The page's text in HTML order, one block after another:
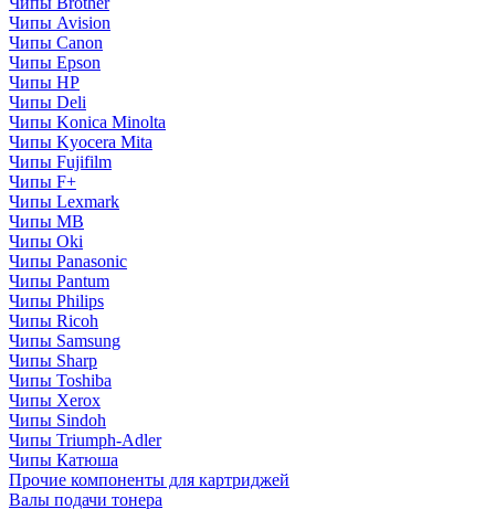
Чипы Avision
Чипы Canon
Чипы Epson
Чипы HP
Чипы Deli
Чипы Konica Minolta
Чипы Kyocera Mita
Чипы Fujifilm
Чипы F+
Чипы Lexmark
Чипы MB
Чипы Oki
Чипы Panasonic
Чипы Pantum
Чипы Philips
Чипы Ricoh
Чипы Samsung
Чипы Sharp
Чипы Toshiba
Чипы Xerox
Чипы Sindoh
Чипы Triumph-Adler
Чипы Катюша
Прочие компоненты для картриджей
Валы подачи тонера